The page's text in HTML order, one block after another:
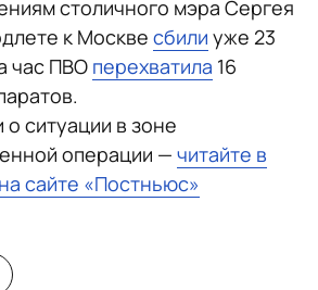
столичного мэра Сергея
к Москве сбили уже 23
час ПВО перехватила 16
ситуации в зоне
операции — читайте в
сайте «Постньюс»